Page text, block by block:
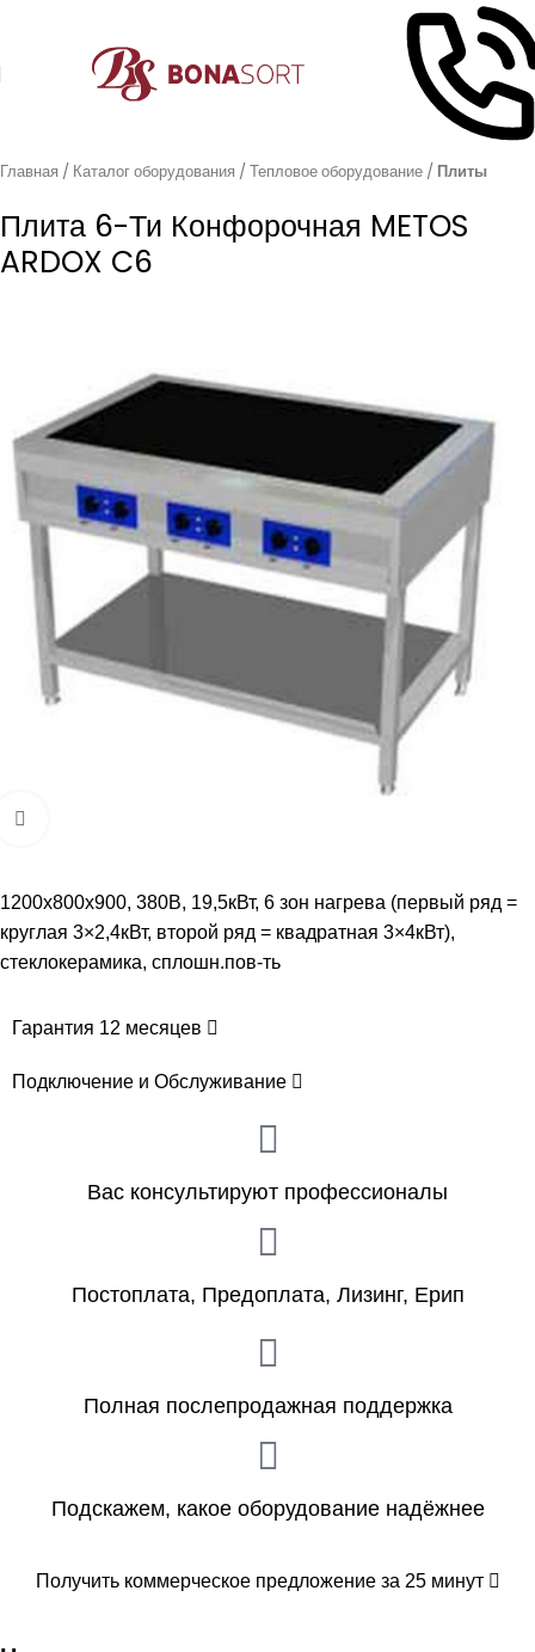
Главная Каталог оборудования Тепловое оборудование Плиты
Плита 6-Ти Конфорочная METOS
ARDOX C6
1200х800х900, 380В, 19,5кВт, 6 зон нагрева (первый ряд =
круглая 3×2,4кВт, второй ряд = квадратная 3×4кВт),
стеклокерамика, сплошн.пов-ть
Гарантия 12 месяцев
Подключение и Обслуживание
Вас консультируют профессионалы
Постоплата, Предоплата, Лизинг, Ерип
Полная послепродажная поддержка
Подскажем, какое оборудование надёжнее
Получить коммерческое предложение за 25 минут